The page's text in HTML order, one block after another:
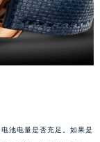
池电量是否充足。如果是